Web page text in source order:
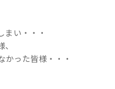
い・・・
かった皆様・・・